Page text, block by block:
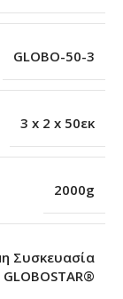
GLOBO-50-3
3 x 2 x 50εκ
2000g
Συσκευασία
GLOBOSTAR®